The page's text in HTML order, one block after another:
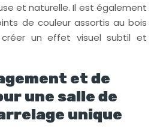
et naturelle. Il est également
de couleur assortis au bois
un effet visuel subtil et
et de
une salle de
unique